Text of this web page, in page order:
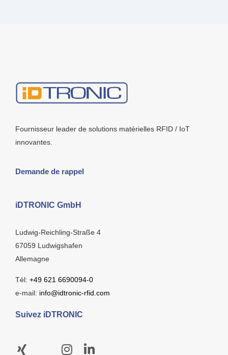
Fournisseur leader de solutions matérielles RFID / IoT
innovantes.
Demande de rappel
iDTRONIC GmbH
Ludwig-Reichling-Straße 4
67059 Ludwigshafen
Allemagne
Tél: +49 621 6690094-0
e-mail: info@idtronic-rfid.com
Suivez iDTRONIC